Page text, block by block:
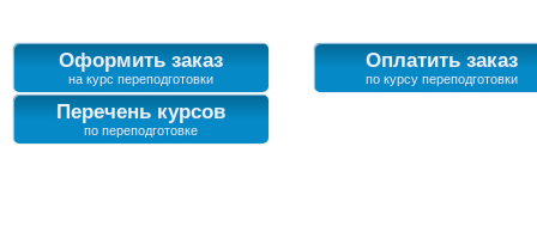
Оформить заказ
на курс переподготовки
Оплатить заказ
по курсу переподготовки
Перечень курсов
по переподготовке